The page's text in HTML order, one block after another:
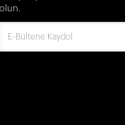
olun.